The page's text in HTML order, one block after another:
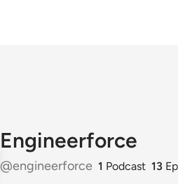
Engineerforce
@engineerforce 1 Podcast 13